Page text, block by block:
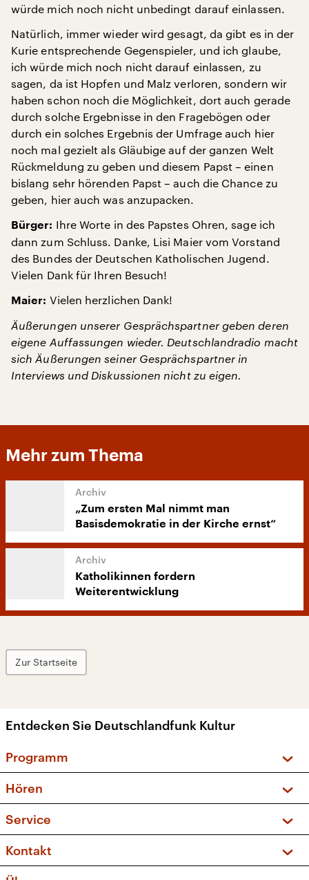
würde mich noch nicht unbedingt darauf einlassen.
Natürlich, immer wieder wird gesagt, da gibt es in der
Kurie entsprechende Gegenspieler, und ich glaube,
ich würde mich noch nicht darauf einlassen, zu
sagen, da ist Hopfen und Malz verloren, sondern wir
haben schon noch die Möglichkeit, dort auch gerade
durch solche Ergebnisse in den Fragebögen oder
durch ein solches Ergebnis der Umfrage auch hier
noch mal gezielt als Gläubige auf der ganzen Welt
Rückmeldung zu geben und diesem Papst – einen
bislang sehr hörenden Papst – auch die Chance zu
geben, hier auch was anzupacken.
Bürger: Ihre Worte in des Papstes Ohren, sage ich
dann zum Schluss. Danke, Lisi Maier vom Vorstand
des Bundes der Deutschen Katholischen Jugend.
Vielen Dank für Ihren Besuch!
Maier: Vielen herzlichen Dank!
Äußerungen unserer Gesprächspartner geben deren
eigene Auffassungen wieder. Deutschlandradio macht
sich Äußerungen seiner Gesprächspartner in
Interviews und Diskussionen nicht zu eigen.
Mehr zum Thema
„Zum ersten Mal nimmt man
Basisdemokratie in der Kirche ernst“
Katholikinnen fordern
Weiterentwicklung
Zur Startseite
Entdecken Sie Deutschlandfunk Kultur
Programm
Sendungen und Podcasts
Musikliste
Kakadu – Das Kinderprogramm
Hören
Frequenzen (UKW + DAB+)
Service
FAQ
Apps
Kontakt